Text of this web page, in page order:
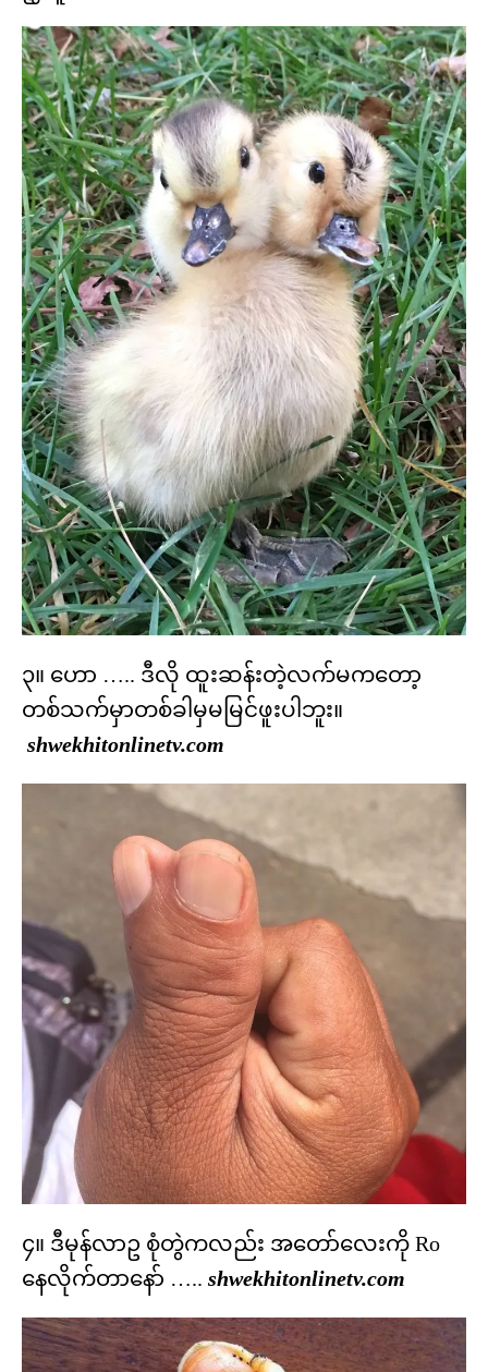
၃။ ဟော ….. ဒီလို ထူးဆန်းတဲ့လက်မကတော့
တစ်သက်မှာတစ်ခါမှမမြင်ဖူးပါဘူး။
shwekhitonlinetv.com
၄။ ဒီမုန်လာဥ စုံတွဲကလည်း အတော်လေးကို Ro
နေလိုက်တာနော် ….. shwekhitonlinetv.com